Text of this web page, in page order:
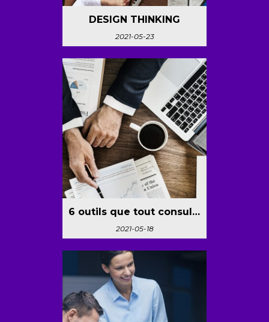
DESIGN THINKING
2021-05-23
6 outils que tout consultant en entreprise devrait connaître
2021-05-18